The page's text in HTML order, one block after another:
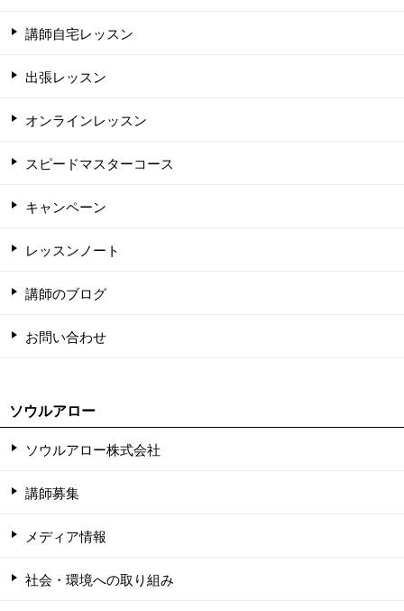
講師自宅レッスン
出張レッスン
オンラインレッスン
スピードマスターコース
キャンペーン
レッスンノート
講師のブログ
お問い合わせ
ソウルアロー
ソウルアロー株式会社
講師募集
メディア情報
社会・環境への取り組み